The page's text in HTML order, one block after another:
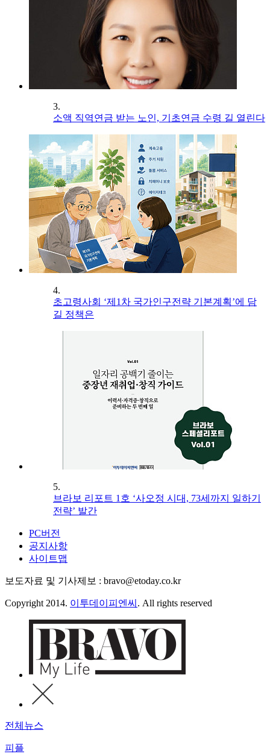
3.
소액 직역연금 받는 노인, 기초연금 수령 길 열린다
4.
초고령사회 ‘제1차 국가인구전략 기본계획’에 담
길 정책은
5.
브라보 리포트 1호 ‘사오정 시대, 73세까지 일하기
전략’ 발간
PC버전
공지사항
사이트맵
보도자료 및 기사제보 : bravo@etoday.co.kr
Copyright 2014. 이투데이피엔씨 . All rights reserved
전체뉴스
피플